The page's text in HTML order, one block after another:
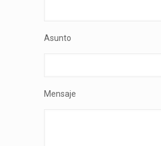
Asunto
Mensaje